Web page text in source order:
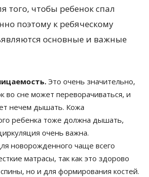
того, чтобы ребенок спал
поэтому к ребяческому
основные и важные
Это очень значительно,
во сне может переворачиваться, и
нечем дышать. Кожа
ребенка тоже должна дышать,
очень важна.
новорожденного чаще всего
матрасы, так как это здорово
но и для формирования костей.